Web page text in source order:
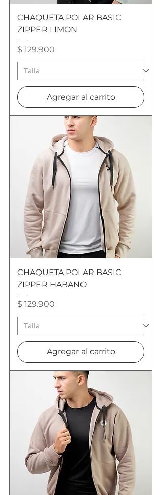
CHAQUETA POLAR BASIC
ZIPPER LIMON
Precio
$ 129.900
Agregar al carrito
CHAQUETA POLAR BASIC
ZIPPER HABANO
Precio
$ 129.900
Agregar al carrito